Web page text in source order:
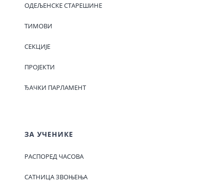
ОДЕЉЕНСКЕ СТАРЕШИНЕ
ТИМОВИ
СЕКЦИЈЕ
ПРОЈЕКТИ
ЂАЧКИ ПАРЛАМЕНТ
ЗА УЧЕНИКЕ
РАСПОРЕД ЧАСОВА
САТНИЦА ЗВОЊЕЊА